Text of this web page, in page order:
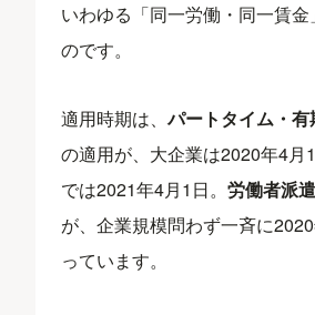
いわゆる「同一労働・同一賃
のです。
適用時期は、パートタイム・
の適用が、大企業は2020年4月
では2021年4月1日。労働者派
が、企業規模問わず一斉に
っています。